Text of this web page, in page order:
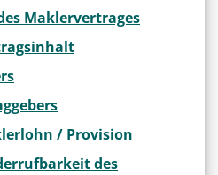
Maklervertrages
/ Provision
des